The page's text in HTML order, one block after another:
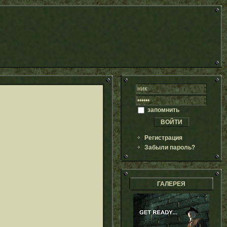
запомнить
Регистрация
Забыли пароль?
ГАЛЕРЕЯ